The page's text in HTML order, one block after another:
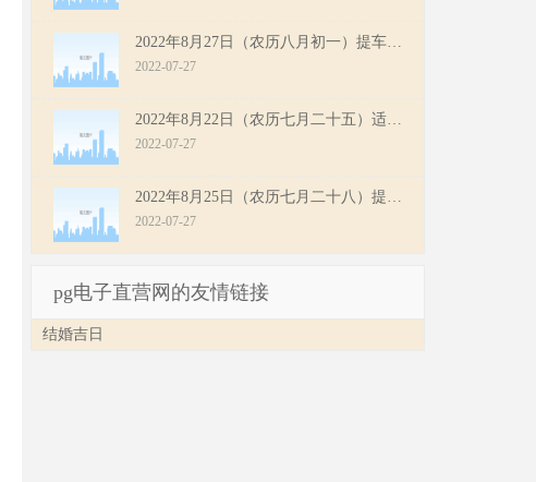
2022-07-27
2022-07-27
2022-07-27
pg电子直营网的友情链接
结婚吉日